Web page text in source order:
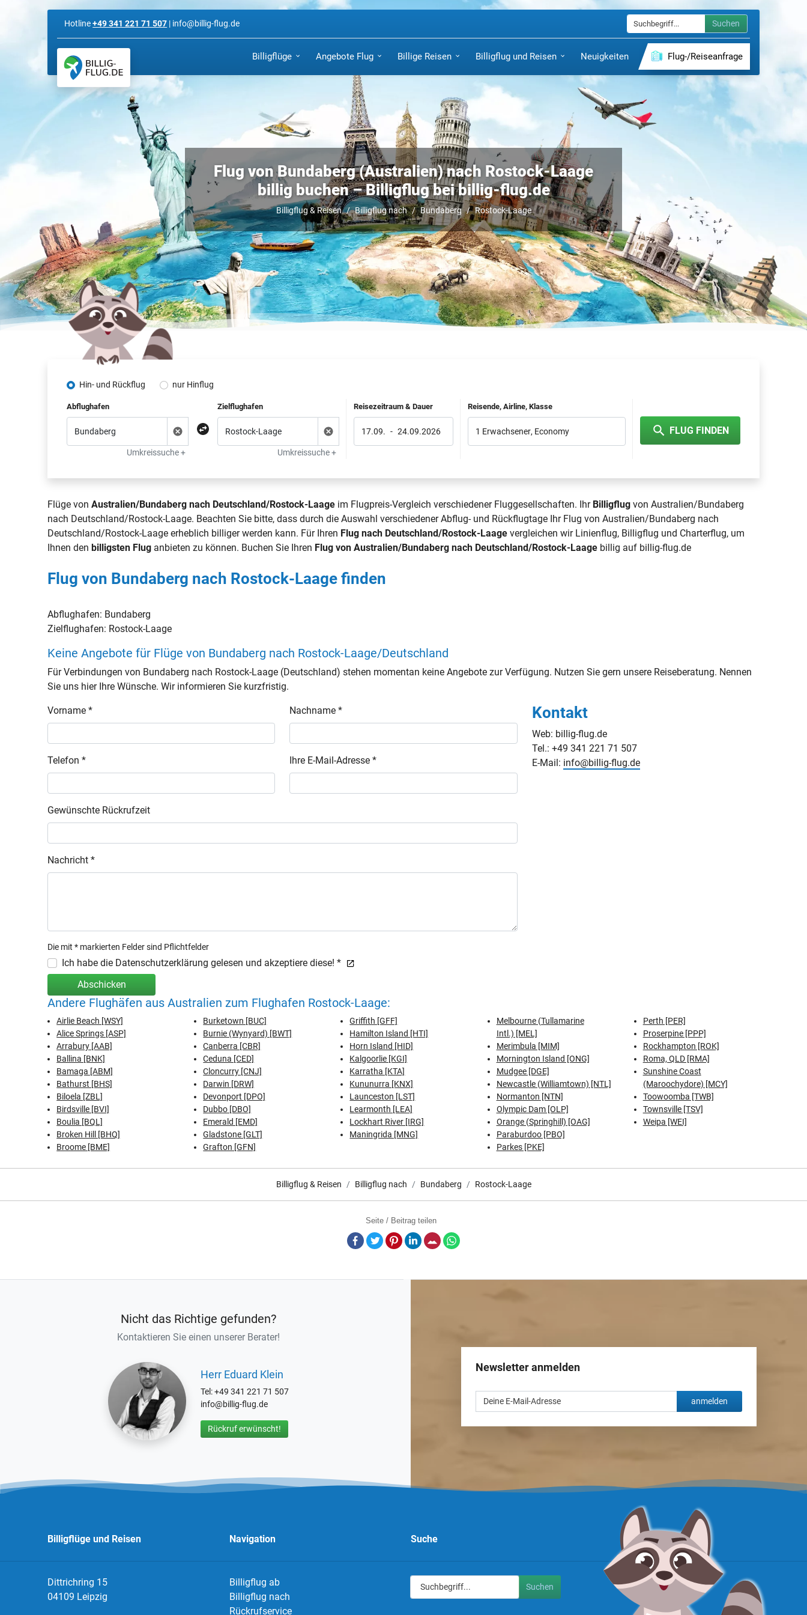
Hotline+49 341 221 71 507 | info@billig-flug.de Suchen
Billigflüge Angebote Flug Billige Reisen Billigflug und Reisen Neuigkeiten Flug-/Reiseanfrage
Flug von Bundaberg (Australien) nach Rostock-Laage
billig buchen – Billigflug bei billig-flug.de
Billigflug & Reisen Billigflug nach Bundaberg Rostock-Laage
Hin- und Rückflug nur Hinflug
Abflughafen
Umkreissuche +
Zielflughafen
Umkreissuche +
Reisezeitraum & Dauer
17.09. - 24.09.2026
Reisende, Airline, Klasse
1 Erwachsener, Economy FLUG FINDEN
Flüge vonAustralien/Bundaberg nach Deutschland/Rostock-Laage im Flugpreis-Vergleich verschiedener Fluggesellschaften. Ihr Billigflug von Australien/Bundaberg
nach Deutschland/Rostock-Laage. Beachten Sie bitte, dass durch die Auswahl verschiedener Abflug- und Rückflugtage Ihr Flug von Australien/Bundaberg nach
Deutschland/Rostock-Laage erheblich billiger werden kann. Für Ihren Flug nach Deutschland/Rostock-Laage vergleichen wir Linienflug, Billigflug und Charterflug, um
Ihnen denbilligsten Flug anbieten zu können. Buchen Sie Ihren Flug von Australien/Bundaberg nach Deutschland/Rostock-Laage billig auf billig-flug.de
Flug von Bundaberg nach Rostock-Laage finden
Abflughafen: Bundaberg
Zielflughafen: Rostock-Laage
Keine Angebote für Flüge von Bundaberg nach Rostock-Laage/Deutschland
Für Verbindungen von Bundaberg nach Rostock-Laage (Deutschland) stehen momentan keine Angebote zur Verfügung. Nutzen Sie gern unsere Reiseberatung. Nennen
Sie uns hier Ihre Wünsche. Wir informieren Sie kurzfristig.
Vorname * Nachname *
Telefon * Ihre E-Mail-Adresse *
Gewünschte Rückrufzeit
Nachricht *
Die mit * markierten Felder sind Pflichtfelder
Ich habe die Datenschutzerklärung gelesen und akzeptiere diese! *
Abschicken
Kontakt
Web: billig-flug.de
Tel.: +49 341 221 71 507
E-Mail: info@billig-flug.de
Andere Flughäfen aus Australien zum Flughafen Rostock-Laage:
Airlie Beach [WSY]
Alice Springs [ASP]
Arrabury [AAB]
Ballina [BNK]
Bamaga [ABM]
Bathurst [BHS]
Biloela [ZBL]
Birdsville [BVI]
Boulia [BQL]
Broken Hill [BHQ]
Broome [BME]
Burketown [BUC]
Burnie (Wynyard) [BWT]
Canberra [CBR]
Ceduna [CED]
Cloncurry [CNJ]
Darwin [DRW]
Devonport [DPO]
Dubbo [DBO]
Emerald [EMD]
Gladstone [GLT]
Grafton [GFN]
Griffith [GFF]
Hamilton Island [HTI]
Horn Island [HID]
Kalgoorlie [KGI]
Karratha [KTA]
Kununurra [KNX]
Launceston [LST]
Learmonth [LEA]
Lockhart River [IRG]
Maningrida [MNG]
Melbourne (Tullamarine
Intl.) [MEL]
Merimbula [MIM]
Mornington Island [ONG]
Mudgee [DGE]
Newcastle (Williamtown) [NTL]
Normanton [NTN]
Olympic Dam [OLP]
Orange (Springhill) [OAG]
Paraburdoo [PBO]
Parkes [PKE]
Perth [PER]
Proserpine [PPP]
Rockhampton [ROK]
Roma, QLD [RMA]
Sunshine Coast
(Maroochydore) [MCY]
Toowoomba [TWB]
Townsville [TSV]
Weipa [WEI]
Billigflug & Reisen Billigflug nach Bundaberg Rostock-Laage
Seite / Beitrag teilen
Facebook
TwitterPinterestLinkedInE-Mail
Nicht das Richtige gefunden?
Kontaktieren Sie einen unserer Berater!
Herr Eduard Klein
Tel: +49 341 221 71 507
info@billig-flug.de
Rückruf erwünscht!
Newsletter anmelden
anmelden
Billigflüge und Reisen
Dittrichring 15
04109 Leipzig
Navigation
Billigflug ab
Billigflug nach
Rückrufservice
Suche
Suchen